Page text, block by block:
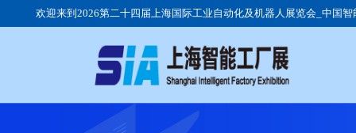
欢迎来到2026第二十四届上海国际工业自动化及机器人展览会_中国